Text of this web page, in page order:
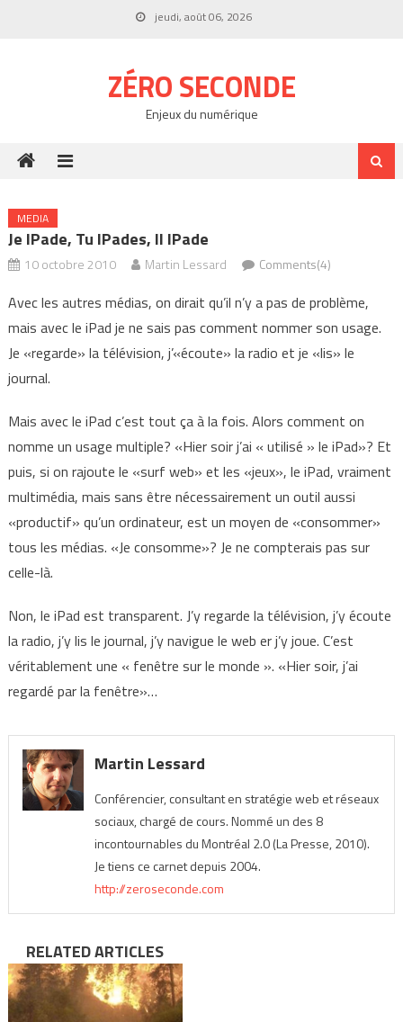
jeudi, août 06, 2026
ZÉRO SECONDE
Enjeux du numérique
MEDIA
Je IPade, Tu IPades, Il IPade
10 octobre 2010 Martin Lessard Comments(4)
Avec les autres médias, on dirait qu’il n’y a pas de problème,
mais avec le iPad je ne sais pas comment nommer son usage.
Je «regarde» la télévision, j’«écoute» la radio et je «lis» le
journal.
Mais avec le iPad c’est tout ça à la fois. Alors comment on
nomme un usage multiple? «Hier soir j’ai « utilisé » le iPad»? Et
puis, si on rajoute le «surf web» et les «jeux», le iPad, vraiment
multimédia, mais sans être nécessairement un outil aussi
«productif» qu’un ordinateur, est un moyen de «consommer»
tous les médias. «Je consomme»? Je ne compterais pas sur
celle-là.
Non, le iPad est transparent. J’y regarde la télévision, j’y écoute
la radio, j’y lis le journal, j’y navigue le web er j’y joue. C’est
véritablement une « fenêtre sur le monde ». «Hier soir, j’ai
regardé par la fenêtre»…
Martin Lessard
Conférencier, consultant en stratégie web et réseaux
sociaux, chargé de cours. Nommé un des 8
incontournables du Montréal 2.0 (La Presse, 2010).
Je tiens ce carnet depuis 2004.
http://zeroseconde.com
RELATED ARTICLES